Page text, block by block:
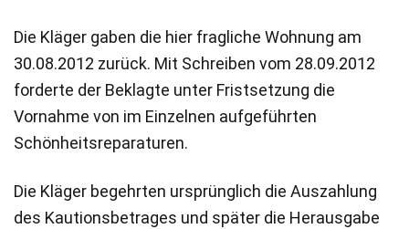
Die Kläger gaben die hier fragliche Wohnung am
30.08.2012 zurück. Mit Schreiben vom 28.09.2012
forderte der Beklagte unter Fristsetzung die
Vornahme von im Einzelnen aufgeführten
Schönheitsreparaturen.
Die Kläger begehrten ursprünglich die Auszahlung
des Kautionsbetrages und später die Herausgabe